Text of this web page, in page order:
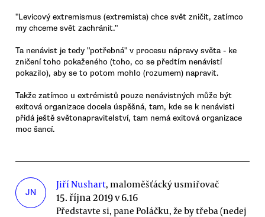
"Levicový extremismus (extremista) chce svět zničit, zatímco
my chceme svět zachránit."
Ta nenávist je tedy "potřebná" v procesu nápravy světa - ke
zničení toho pokaženého (toho, co se předtím nenávistí
pokazilo), aby se to potom mohlo (rozumem) napravit.
Takže zatímco u extrémistů pouze nenávistných může být
exitová organizace docela úspěšná, tam, kde se k nenávisti
přidá ještě světonapravitelství, tam nemá exitová organizace
moc šancí.
JN
Jiří Nushart, maloměšťácký usmiřovač
15. října 2019 v 6.16
Představte si, pane Poláčku, že by třeba (nedej